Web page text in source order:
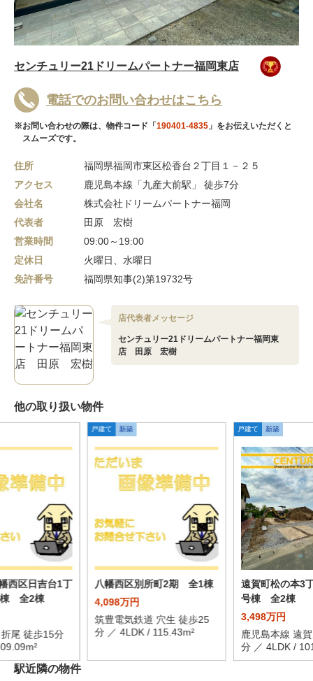
センチュリー21ドリームパートナー福岡東店
電話でのお問い合わせはこちら
※お問い合わせの際は、物件コード「190401-4835 」をお伝えいただくと
スムーズです。
住所
福岡県福岡市東区松香台２丁目１－２５
アクセス
鹿児島本線「九産大前駅」 徒歩7分
会社名
株式会社ドリームパートナー福岡
代表者
田原 宏樹
営業時間
09:00～19:00
定休日
火曜日、水曜日
免許番号
福岡県知事(2)第19732号
店代表者メッセージ
センチュリー21ドリームパートナー福岡東
店 田原 宏樹
他の取り扱い物件
西区日吉台1丁
全2棟
尾 徒歩15分
戸建て 新築
八幡西区別所町2期 全1棟
4,098万円
筑豊電気鉄道 穴生 徒歩25
分 ／ 4LDK / 115.43m²
戸建て 新築
遠賀町松の本3
号棟 全2棟
3,498万円
鹿児島本線 遠
分 ／ 4LDK /
駅近隣の物件